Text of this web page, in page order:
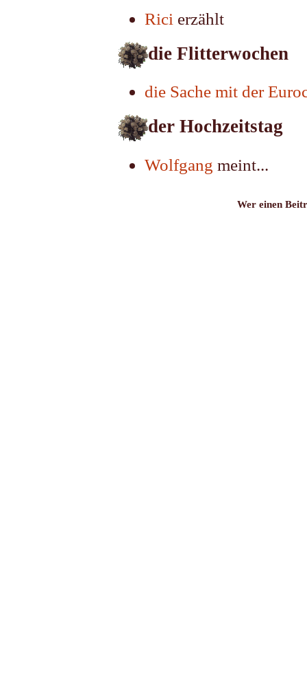
Rici erzählt
die Flitterwochen
die Sache mit der
der Hochzeitstag
Wolfgang meint...
Wer einen